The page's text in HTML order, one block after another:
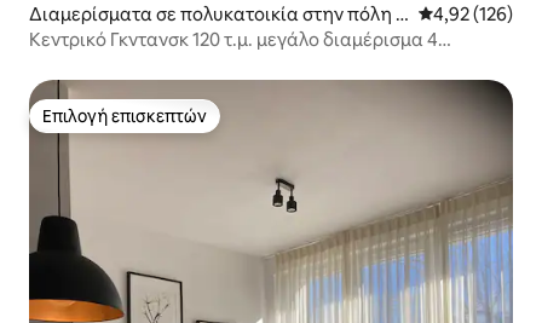
Διαμερίσματα σε πολυκατοικία στην πόλη Γ
κντανσκ
Μέση
4,92 (126)
Κεντρικό Γκντανσκ 120 τ.μ. μεγάλο διαμέρισμα 4
Επιλογή επισκεπτών
Επιλογή επισκεπτών